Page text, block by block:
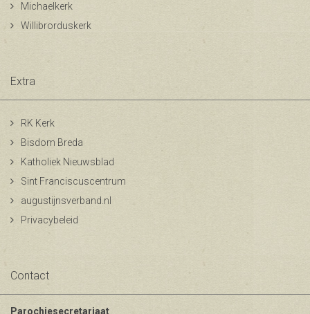
Michaelkerk
Willibrorduskerk
Extra
RK Kerk
Bisdom Breda
Katholiek Nieuwsblad
Sint Franciscuscentrum
augustijnsverband.nl
Privacybeleid
Contact
Parochiesecretariaat